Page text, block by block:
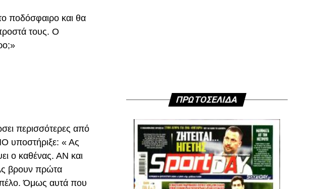
ποδόσφαιρο και θα
τους. Ο
περισσότερες από
υποστήριξε: « Ας
ο καθένας. ΑΝ και
βρουν πρώτα
Όμως αυτά που
ΠΡΩΤΟΣΕΛΙΔΑ